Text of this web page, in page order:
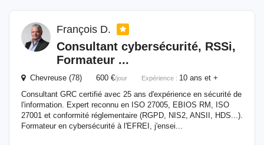
François D.
Consultant cybersécurité, RSSi,
Formateur ...
Chevreuse (78) 600 €/jour Expérience : 10 ans et +
Consultant GRC certifié avec 25 ans d'expérience en sécurité de
l'information. Expert reconnu en ISO 27005, EBIOS RM, ISO
27001 et conformité réglementaire (RGPD, NIS2, ANSII, HDS...).
Formateur en cybersécurité à l'EFREI, j'ensei...